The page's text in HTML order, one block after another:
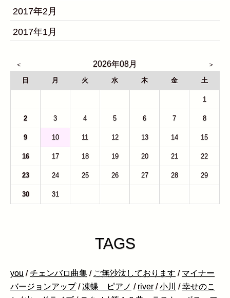
2017年2月
2017年1月
2026年08月
日 月 火 水 木 金 土
1
2 3 4 5 6 7 8
9 10 11 12 13 14 15
16 17 18 19 20 21 22
23 24 25 26 27 28 29
30 31
TAGS
you /チェンバロ曲集 / ご無沙汰しております / マイナー
バージョンアップ /凍蝶 ピアノ / river /小川 /幸せのこ